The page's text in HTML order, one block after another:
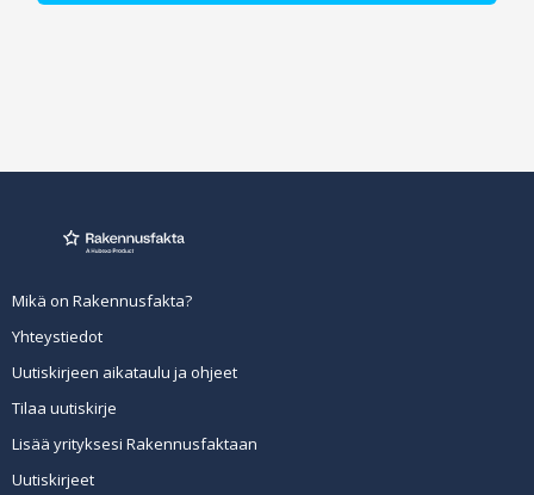
Mikä on Rakennusfakta?
Yhteystiedot
Uutiskirjeen aikataulu ja ohjeet
Tilaa uutiskirje
Lisää yrityksesi Rakennusfaktaan
Uutiskirjeet